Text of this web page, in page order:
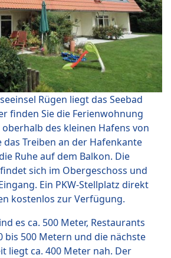
Rügen liegt das Seebad
finden Sie die Ferienwohnung
des kleinen Hafens von
das Treiben an der Hafenkante
Ruhe auf dem Balkon. Die
sich im Obergeschoss und
Ein PKW-Stellplatz direkt
kostenlos zur Verfügung.
es ca. 500 Meter, Restaurants
bis 500 Metern und die nächste
liegt ca. 400 Meter nah. Der